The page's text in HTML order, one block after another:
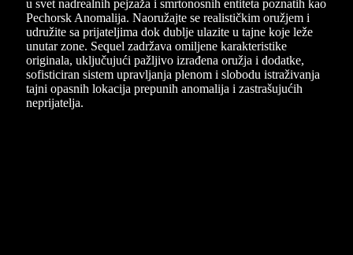
u svet nadrealnih pejzaža i smrtonosnih entiteta poznatih kao
Pechorsk Anomalija. Naoružajte se realističkim oružjem i
udružite sa prijateljima dok dublje ulazite u tajne koje leže
unutar zone. Sequel zadržava omiljene karakteristike
originala, uključujući pažljivo izrađena oružja i dodatke,
sofisticiran sistem upravljanja plenom i slobodu istraživanja
tajni opasnih lokacija prepunih anomalija i zastrašujućih
neprijatelja.